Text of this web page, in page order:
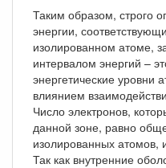
Таким образом, строго
энергии,
изолированном атоме,
интервалом энергий –
энергетические уровни
влиянием
Число электронов,
данной зоне, равно
изолированных атомов,
Так как внутренние